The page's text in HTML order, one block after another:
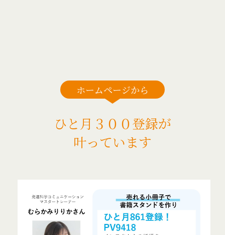
ホームページから
ひと月３００登録が
叶っています